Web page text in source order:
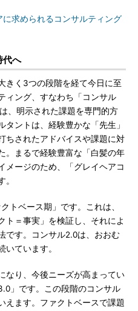
求められるコンサルティング
代へ
きく3つの段階を経て今日に至
ィング、すなわち「コンサル
、明示された課題を専門的方
ントは、経験豊かな「先生」
ちされたアドバイスや課題に対
。まるで経験豊富な「白髪の年
メージのため、「グレイヘアコ
。
トベース期」です。これは、
ト＝事実」を検証し、それによ
です。コンサル2.0は、おおむ
いています。
り、今後ニーズが高まってい
」です。この段階のコンサル
えます。ファクトベースで課題